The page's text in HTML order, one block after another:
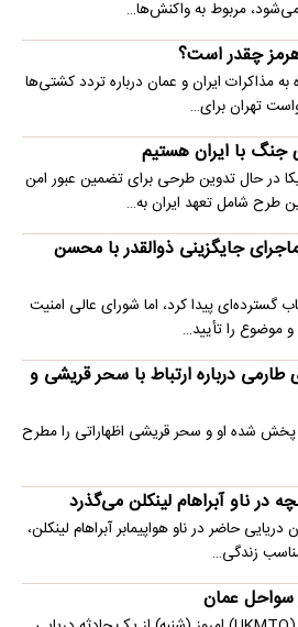
مربوط به واکنش‌ها…
چقدر است؟
به مذاکرات ایران و عمان درباره تردد کشتی‌ها
تهران برای…
جنگ با ایران هستیم
حال تدوین طرحی برای تضمین عبور امن
طرح شامل تعهد ایران به…
جایگزینی ذوالقدر با محسن
گسترده‌ای پیدا کرد، اما شورای عالی امنیت
موضوع را تأیید…
درباره ارتباط با سحر قریشی و
شده او و سحر قریشی اظهاراتی را مطرح
در ناو آبراهام لینکلن می‌گذرد
دریایی حاضر در ناو هواپیمابر آبراهام لینکلن،
زندگی…
عمان